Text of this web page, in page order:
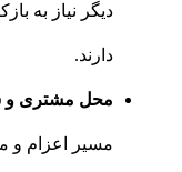
دیگر نیاز به
دارند.
محل مشتری و
مسیر اعزام و